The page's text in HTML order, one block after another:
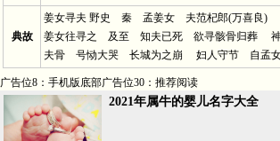
Vip用户－田*** 于2024/5/30
s*** 于 查看过
典故
姜女寻夫 野史 秦 孟姜女 夫范杞郎(万喜良)
姜女往寻之 及至 知夫已死 欲寻骸骨归葬 神
夫骨 号恸大哭 长城为之崩 妇人守节 自孟
广告位8：手机版底部广告位30：推荐阅读
2021年属牛的婴儿名字大全